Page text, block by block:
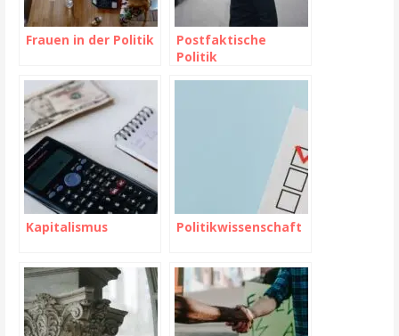
Frauen in der Politik
Postfaktische
Politik
Kapitalismus Politikwissenschaft